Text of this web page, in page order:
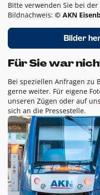
Bitte verwenden Sie bei
Bildnachweis: © AKN
Bilder
Für Sie war
Bei speziellen Anfragen zu
gerne weiter. Für eigene
unseren Zügen oder auf
sich an die Pressestelle.